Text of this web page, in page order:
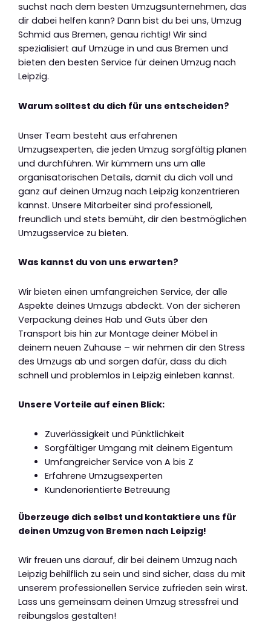
suchst nach dem besten Umzugsunternehmen, das
dir dabei helfen kann? Dann bist du bei uns, Umzug
Schmid aus Bremen, genau richtig! Wir sind
spezialisiert auf Umzüge in und aus Bremen und
bieten den besten Service für deinen Umzug nach
Leipzig.
Warum solltest du dich für uns entscheiden?
Unser Team besteht aus erfahrenen
Umzugsexperten, die jeden Umzug sorgfältig planen
und durchführen. Wir kümmern uns um alle
organisatorischen Details, damit du dich voll und
ganz auf deinen Umzug nach Leipzig konzentrieren
kannst. Unsere Mitarbeiter sind professionell,
freundlich und stets bemüht, dir den bestmöglichen
Umzugsservice zu bieten.
Was kannst du von uns erwarten?
Wir bieten einen umfangreichen Service, der alle
Aspekte deines Umzugs abdeckt. Von der sicheren
Verpackung deines Hab und Guts über den
Transport bis hin zur Montage deiner Möbel in
deinem neuen Zuhause – wir nehmen dir den Stress
des Umzugs ab und sorgen dafür, dass du dich
schnell und problemlos in Leipzig einleben kannst.
Unsere Vorteile auf einen Blick:
Zuverlässigkeit und Pünktlichkeit
Sorgfältiger Umgang mit deinem Eigentum
Umfangreicher Service von A bis Z
Erfahrene Umzugsexperten
Kundenorientierte Betreuung
Überzeuge dich selbst und kontaktiere uns für
deinen Umzug von Bremen nach Leipzig!
Wir freuen uns darauf, dir bei deinem Umzug nach
Leipzig behilflich zu sein und sind sicher, dass du mit
unserem professionellen Service zufrieden sein wirst.
Lass uns gemeinsam deinen Umzug stressfrei und
reibungslos gestalten!